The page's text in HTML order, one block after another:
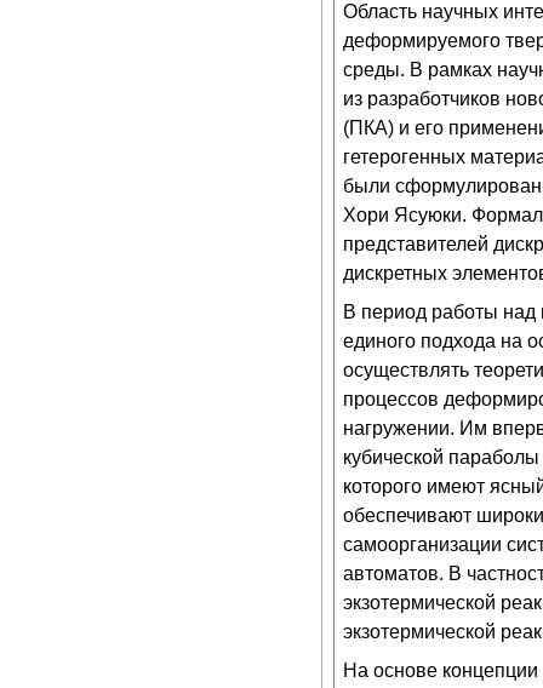
Область научных
деформируемого
среды. В рамках
из разработчиков
(ПКА) и его
гетерогенных
были
Хори Ясуюки.
представителей
дискретных
В период работы над
единого подхода на
осуществлять
процессов
нагружении. Им
кубической
которого имеют
обеспечивают
самоорганизации
автоматов. В
экзотермической
экзотермической
На основе